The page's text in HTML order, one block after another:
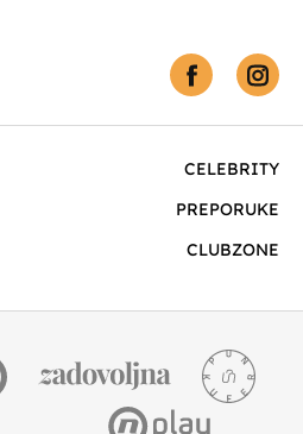
CELEBRITY
PREPORUKE
CLUBZONE